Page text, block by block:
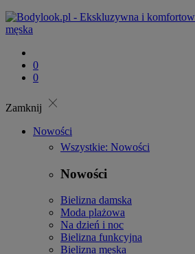
0
0
Zamknij close
Nowości
Wszystkie: Nowości
Nowości
Bielizna damska
Moda plażowa
Na dzień i noc
Bielizna funkcyjna
Bielizna męska